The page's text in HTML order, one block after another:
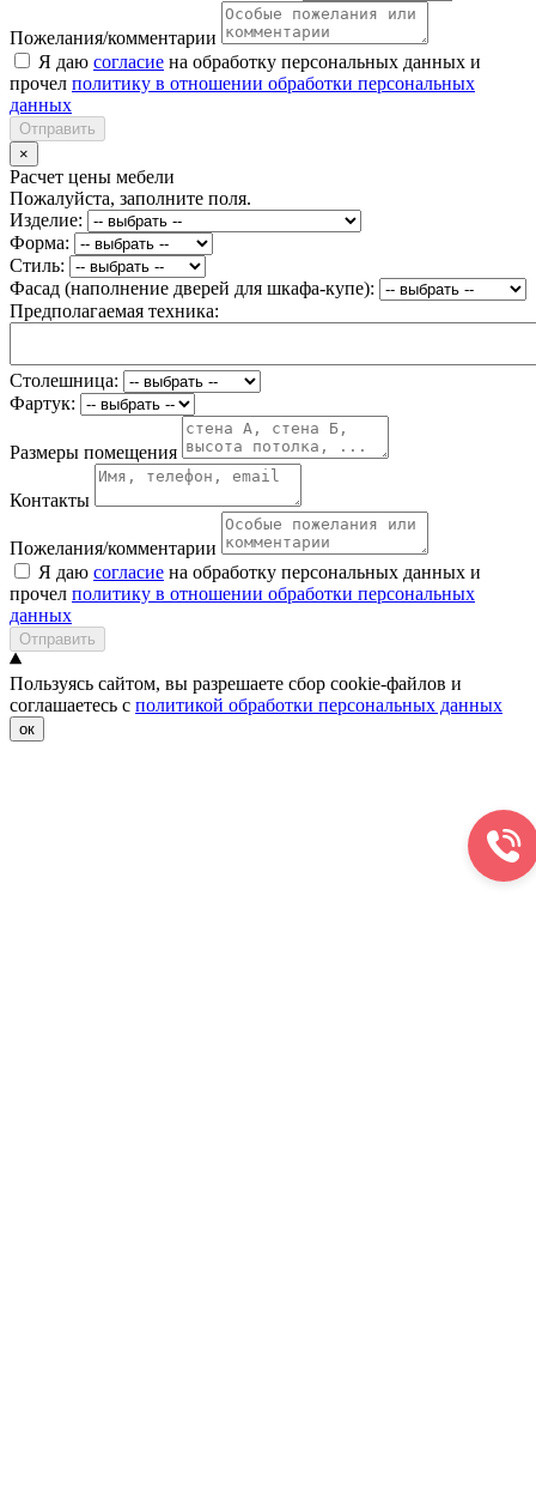
Пожелания/комментарии
Я даю согласие на обработку персональных данных и
прочел политику в отношении обработки персональных
данных
Отправить
×
Расчет цены мебели
Пожалуйста, заполните поля.
Изделие:
Форма:
Стиль:
Фасад (наполнение дверей для шкафа-купе):
Предполагаемая техника:
Столешница:
Фартук:
Размеры помещения
Контакты
Пожелания/комментарии
Я даю согласие на обработку персональных данных и
прочел политику в отношении обработки персональных
данных
Отправить
Пользуясь сайтом, вы разрешаете сбор cookie-файлов и
соглашаетесь с политикой обработки персональных данных
ок